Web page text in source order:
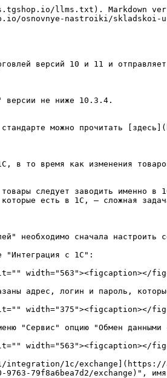
llms.txt). Markdown
osnovnye-nastroiki/skladskoi-
версий 10 и 11 и
версии не ниже 10.3.4.
о стандарте можно прочитать
в то время как изменения
следует заводить
есть в 1С, — сложная
необходимо сначала настроить
"Интеграция с 1С":
width="563"><figcaption></
адрес, логин и пароль,
width="375"><figcaption></
"Сервис" опцию "Обмен данными
width="563"><figcaption></
integration/1c/exchange](https://
79f8a6bea7d2/exchange)", имя